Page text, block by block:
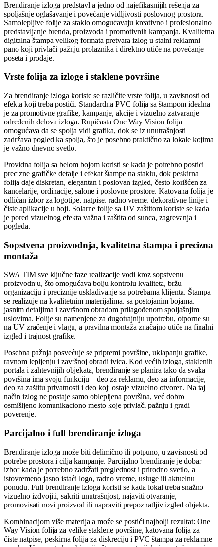
Brendiranje izloga predstavlja jedno od najefikasnijih rešenja za
spoljašnje oglašavanje i povećanje vidljivosti poslovnog prostora.
Samolepljive folije za staklo omogućavaju kreativno i profesionalno
predstavljanje brenda, proizvoda i promotivnih kampanja. Kvalitetna
digitalna štampa velikog formata pretvara izlog u stalni reklamni
pano koji privlači pažnju prolaznika i direktno utiče na povećanje
poseta i prodaje.
Vrste folija za izloge i staklene površine
Za brendiranje izloga koriste se različite vrste folija, u zavisnosti od
efekta koji treba postići. Standardna PVC folija sa štampom idealna
je za promotivne grafike, kampanje, akcije i vizuelno zatvaranje
određenih delova izloga. Rupičasta One Way Vision folija
omogućava da se spolja vidi grafika, dok se iz unutrašnjosti
zadržava pogled ka spolja, što je posebno praktično za lokale kojima
je važno dnevno svetlo.
Providna folija sa belom bojom koristi se kada je potrebno postići
precizne grafičke detalje i efekat štampe na staklu, dok peskirna
folija daje diskretan, elegantan i poslovan izgled, često korišćen za
kancelarije, ordinacije, salone i poslovne prostore. Katovana folija je
odličan izbor za logotipe, natpise, radno vreme, dekorativne linije i
čiste aplikacije u boji. Solarne folije sa UV zaštitom koriste se kada
je pored vizuelnog efekta važna i zaštita od sunca, zagrevanja i
pogleda.
Sopstvena proizvodnja, kvalitetna štampa i precizna
montaža
SWA TIM sve ključne faze realizacije vodi kroz sopstvenu
proizvodnju, što omogućava bolju kontrolu kvaliteta, bržu
organizaciju i preciznije usklađivanje sa potrebama klijenta. Štampa
se realizuje na kvalitetnim materijalima, sa postojanim bojama,
jasnim detaljima i završnom obradom prilagođenom spoljašnjim
uslovima. Folije su namenjene za dugotrajniju upotrebu, otporne su
na UV zračenje i vlagu, a pravilna montaža značajno utiče na finalni
izgled i trajnost grafike.
Posebna pažnja posvećuje se pripremi površine, uklapanju grafike,
ravnom lepljenju i završnoj obradi ivica. Kod većih izloga, staklenih
portala i zahtevnijih objekata, brendiranje se planira tako da svaka
površina ima svoju funkciju – deo za reklamu, deo za informacije,
deo za zaštitu privatnosti i deo koji ostaje vizuelno otvoren. Na taj
način izlog ne postaje samo oblepljena površina, već dobro
osmišljeno komunikaciono mesto koje privlači pažnju i gradi
poverenje.
Parcijalno i full brendiranje izloga
Brendiranje izloga može biti delimično ili potpuno, u zavisnosti od
potrebe prostora i cilja kampanje. Parcijalno brendiranje je dobar
izbor kada je potrebno zadržati preglednost i prirodno svetlo, a
istovremeno jasno istaći logo, radno vreme, usluge ili aktuelnu
ponudu. Full brendiranje izloga koristi se kada lokal treba snažno
vizuelno izdvojiti, sakriti unutrašnjost, najaviti otvaranje,
promovisati novi proizvod ili napraviti prepoznatljiv izgled objekta.
Kombinacijom više materijala može se postići najbolji rezultat: One
Way Vision folija za velike staklene površine, katovana folija za
čiste natpise, peskirna folija za diskreciju i PVC štampa za reklamne